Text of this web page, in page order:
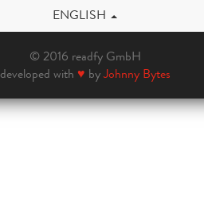
ENGLISH
© 2016 readfy GmbH
developed with ♥ byJohnny Bytes